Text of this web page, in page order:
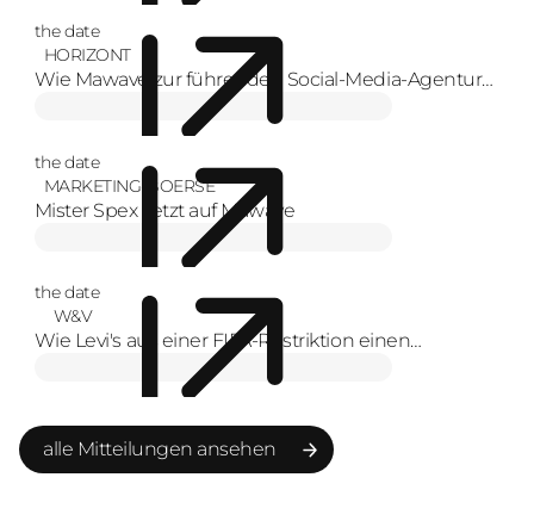
the date
HORIZONT
Wie Mawave zur führenden Social-Media-Agentur
the date
MARKETING-BOERSE
Mister Spex setzt auf Mawave
the date
W&V
Wie Levi's aus einer FIFA-Restriktion einen
Markenmoment macht
alle Mitteilungen ansehen
alle Mitteilungen ansehen